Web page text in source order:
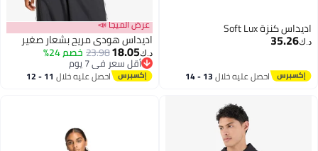
اديداس كنزة Soft Lux
د.ك‏35.26
احصل عليه خلال 13 - 14
عرض الميجا 📣
اديداس هودي مريح بشعار صغير
د.ك‏18.05
23.98خصم 24%
أقل سعر في 7 يوم
أقل سعر في 7 يوماحصل عليه خلال 11 - 12